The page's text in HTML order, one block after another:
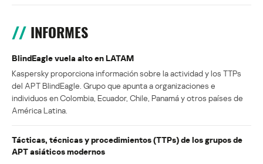
INFORMES
BlindEagle vuela alto en LATAM
Kaspersky proporciona información sobre la actividad y los TTPs
del APT BlindEagle. Grupo que apunta a organizaciones e
individuos en Colombia, Ecuador, Chile, Panamá y otros países de
América Latina.
Tácticas, técnicas y procedimientos (TTPs) de los grupos de
APT asiáticos modernos